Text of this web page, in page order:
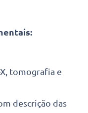
tomografia e
descrição das